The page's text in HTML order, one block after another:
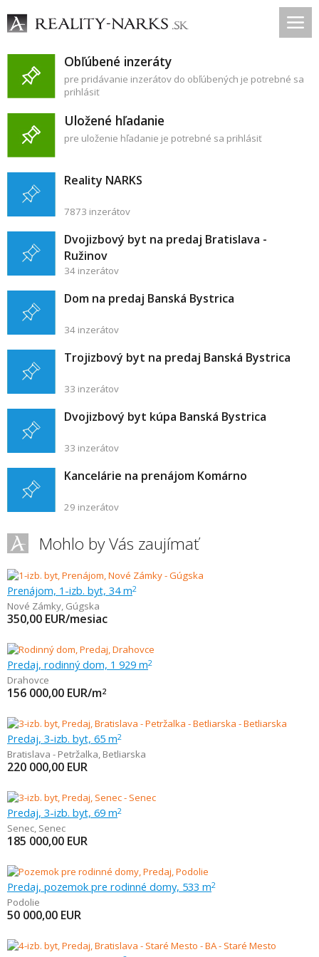
Obľúbené inzeráty
pre pridávanie inzerátov do obľúbených je potrebné sa
prihlásiť
Uložené hľadanie
pre uloženie hľadanie je potrebné sa prihlásiť
Reality NARKS
7873 inzerátov
Dvojizbový byt na predaj Bratislava -
Ružinov
34 inzerátov
Dom na predaj Banská Bystrica
34 inzerátov
Trojizbový byt na predaj Banská Bystrica
33 inzerátov
Dvojizbový byt kúpa Banská Bystrica
33 inzerátov
Kancelárie na prenájom Komárno
29 inzerátov
Mohlo by Vás zaujímať
Prenájom, 1-izb. byt, 34 m2
Nové Zámky, Gúgska
350,00 EUR/mesiac
Predaj, rodinný dom, 1 929 m2
Drahovce
156 000,00 EUR/m2
Predaj, 3-izb. byt, 65 m2
Bratislava - Petržalka, Betliarska
220 000,00 EUR
Predaj, 3-izb. byt, 69 m2
Senec, Senec
185 000,00 EUR
Predaj, pozemok pre rodinné domy, 533 m2
Podolie
50 000,00 EUR